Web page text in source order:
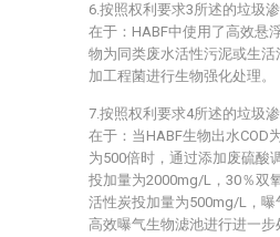
6.按照权利要求3所述的垃圾
在于：HABF中使用了高效悬
物为同类废水活性污泥或生
加工程菌进行生物强化处理。
7.按照权利要求4所述的垃圾
在于：当HABF生物出水COD
为500倍时，通过添加废硫酸
投加量为2000mg/L，30％双
活性炭投加量为500mg/L，
高效曝气生物滤池进行进一步